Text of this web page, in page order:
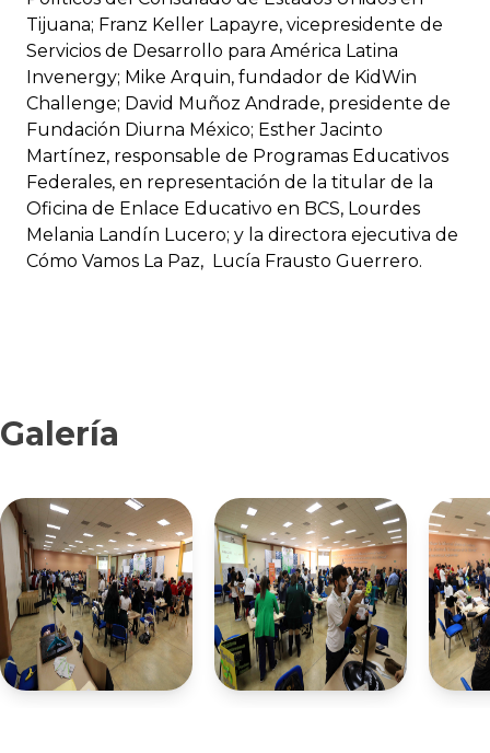
Tijuana; Franz Keller Lapayre, vicepresidente de
Servicios de Desarrollo para América Latina
Invenergy; Mike Arquin, fundador de KidWin
Challenge; David Muñoz Andrade, presidente de
Fundación Diurna México; Esther Jacinto
Martínez, responsable de Programas Educativos
Federales, en representación de la titular de la
Oficina de Enlace Educativo en BCS, Lourdes
Melania Landín Lucero; y la directora ejecutiva de
Cómo Vamos La Paz, Lucía Frausto Guerrero.
Galería